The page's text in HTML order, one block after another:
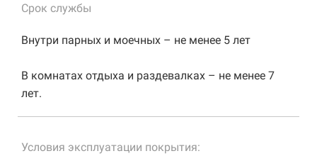
Срок службы
Внутри парных и моечных – не менее 5 лет
В комнатах отдыха и раздевалках – не менее 7
лет.
Условия эксплуатации покрытия: